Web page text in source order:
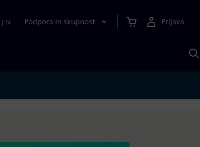
| SL Podpora in skupnost Prijava
s